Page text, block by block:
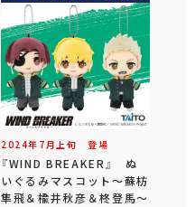
2024年 7 月 上旬 登場
『WIND BREAKER』 ぬ
いぐるみマスコット～蘇枋
隼飛＆楡井秋彦＆柊登馬～